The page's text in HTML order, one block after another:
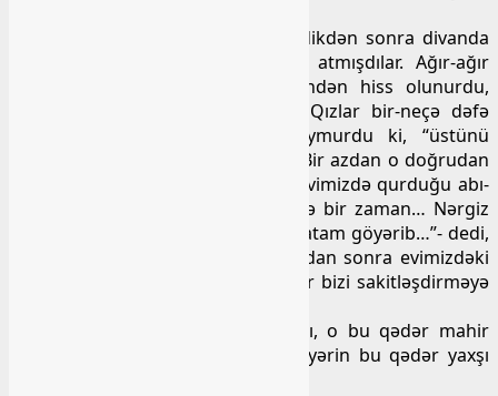
Həmin axşam atam isti yemək yedikdən sonra divanda
uzanmışdı, üstünə də bir odeyal atmışdılar. Ağır-ağır
nəfəs aldığı odeyalın tərpənməsindən hiss olunurdu,
arada daha intensiv tövşüyürdü. Qızlar bir-neçə dəfə
baxmaq istəsələr də, Mahir qoymurdu ki, “üstünü
açmayın, qoy dincəlsin, tərləsin”… Bir azdan o doğrudan
da dincəldi, sanki yatdı… Mahirin evimizdə qurduğu abı-
hava isə hələ xeyli davam etdi… Və bir zaman… Nərgiz
odeyalı qaldırıb, həyacanla “Vallah atam göyərib…”- dedi,
onun nəşi artıq soyumuşdu… Bundan sonra evimizdəki
şənlik artıq şivənə çevrildi və Mahir bizi sakitləşdirməyə
Onun bu qədər böyük ürəyi vardı, o bu qədər mahir
xarakterə sahib idi, o zamanın dəyərin bu qədər yaxşı